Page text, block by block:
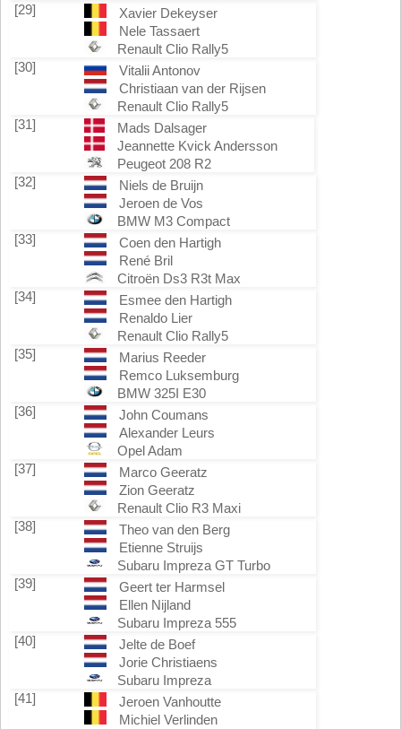
[29]
Xavier Dekeyser
Nele Tassaert
Renault Clio Rally5
[30]
Vitalii Antonov
Christiaan van der Rijsen
Renault Clio Rally5
[31]
Mads Dalsager
Jeannette Kvick Andersson
Peugeot 208 R2
[32]
Niels de Bruijn
Jeroen de Vos
BMW M3 Compact
[33]
Coen den Hartigh
René Bril
Citroën Ds3 R3t Max
[34]
Esmee den Hartigh
Renaldo Lier
Renault Clio Rally5
[35]
Marius Reeder
Remco Luksemburg
BMW 325I E30
[36]
John Coumans
Alexander Leurs
Opel Adam
[37]
Marco Geeratz
Zion Geeratz
Renault Clio R3 Maxi
[38]
Theo van den Berg
Etienne Struijs
Subaru Impreza GT Turbo
[39]
Geert ter Harmsel
Ellen Nijland
Subaru Impreza 555
[40]
Jelte de Boef
Jorie Christiaens
Subaru Impreza
[41]
Jeroen Vanhoutte
Michiel Verlinden